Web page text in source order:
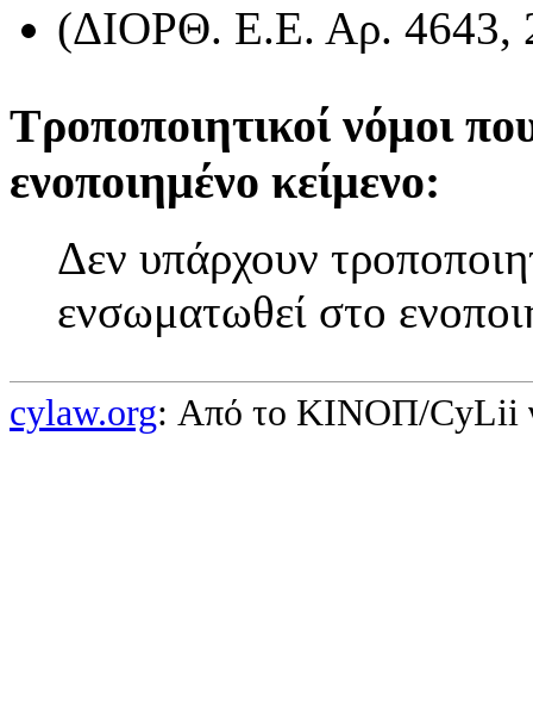
(ΔΙΟΡΘ. Ε.Ε. Αρ. 4643,
Τροποποιητικοί νόμοι
ενοποιημένο κείμενο:
Δεν υπάρχουν
ενσωματωθεί στο
cylaw.org: Από το ΚΙΝOΠ/CyLii